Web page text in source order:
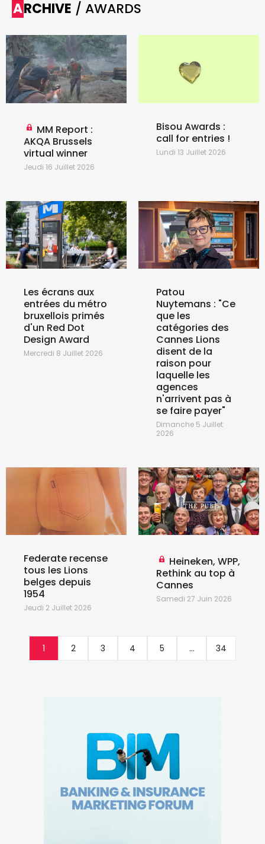
ARCHIVE / AWARDS
MM Report :
AKQA Brussels
virtual winner
Jeudi 16 Juillet 2026
Bisou Awards :
call for entries !
Lundi 13 Juillet 2026
Les écrans aux
entrées du métro
bruxellois primés
d'un Red Dot
Design Award
Mercredi 8 Juillet 2026
Patou
Nuytemans : "Ce
que les
catégories des
Cannes Lions
disent de la
raison pour
laquelle les
agences
n'arrivent pas à
se faire payer"
Dimanche 5 Juillet
2026
Federate recense
tous les Lions
belges depuis
1954
Jeudi 2 Juillet 2026
Heineken, WPP,
Rethink au top à
Cannes
Samedi 27 Juin 2026
1 2 3 4 5 ... 34